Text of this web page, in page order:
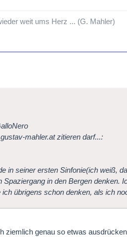
weit ums Herz ... (G. Mahler)
mahler.at zitieren darf...:
in seiner ersten Sinfonie(ich weiß,
Spaziergang in den Bergen denken.
übrigens schon denken, als ich
ziemlich genau so etwas